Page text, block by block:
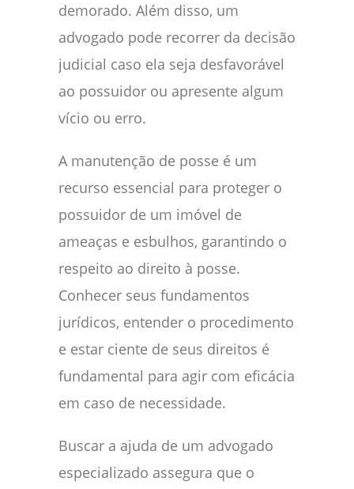
demorado. Além disso, um
advogado pode recorrer da decisão
judicial caso ela seja desfavorável
ao possuidor ou apresente algum
vício ou erro.
A manutenção de posse é um
recurso essencial para proteger o
possuidor de um imóvel de
ameaças e esbulhos, garantindo o
respeito ao direito à posse.
Conhecer seus fundamentos
jurídicos, entender o procedimento
e estar ciente de seus direitos é
fundamental para agir com eficácia
em caso de necessidade.
Buscar a ajuda de um advogado
especializado assegura que o